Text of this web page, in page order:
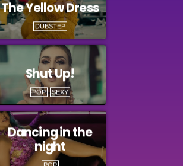
The Yellow Dress
DUBSTEP
Shut Up!
POP SEXY
Dancing in the
night